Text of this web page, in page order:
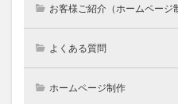
お客様ご紹介（ホームページ
よくある質問
ホームページ制作